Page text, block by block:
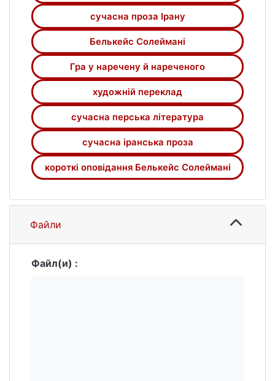
сучасна проза Ірану
Белькейс Солеймані
Гра у наречену й нареченого
художній переклад
сучасна перська література
сучасна іранська проза
короткі оповідання Белькейс Солеймані
Файли
Файл(и) :